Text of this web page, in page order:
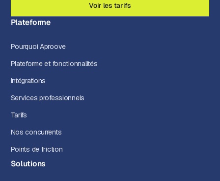
Voir les tarifs
Plateforme
Pourquoi Aproove
Plateforme et fonctionnalités
Intégrations
Services professionnels
Tarifs
Nos concurrents
Points de friction
Solutions